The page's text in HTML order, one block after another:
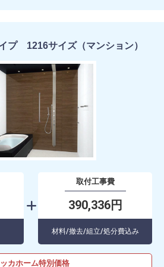
プ 1216サイズ（マンション）
取付工事費
390,336円
材料/撤去/組立/処分費込み
カホーム特別価格